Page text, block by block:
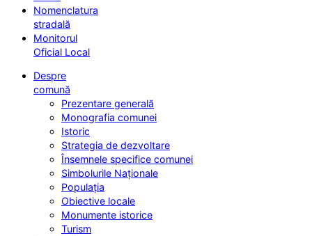
Nomenclatura
stradală
Monitorul
Oficial Local
Despre
comună
Prezentare generală
Monografia comunei
Istoric
Strategia de dezvoltare
Însemnele specifice comunei
Simbolurile Naționale
Populația
Obiective locale
Monumente istorice
Turism